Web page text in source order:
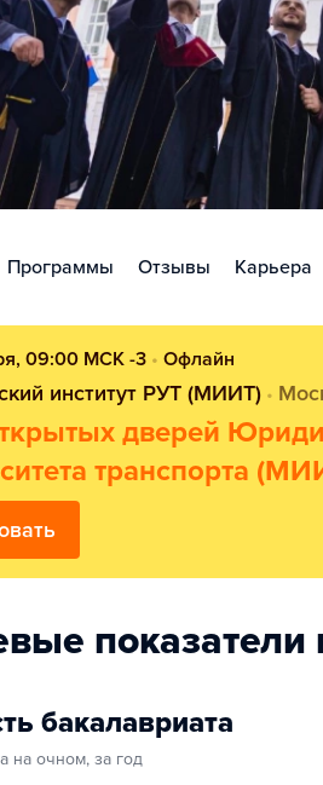
Программы Отзывы Карьера
09:00 МСК -3 • Офлайн
институт РУТ (МИИТ) •
дверей
транспорта
показатели
бакалавриата
на очном, за год